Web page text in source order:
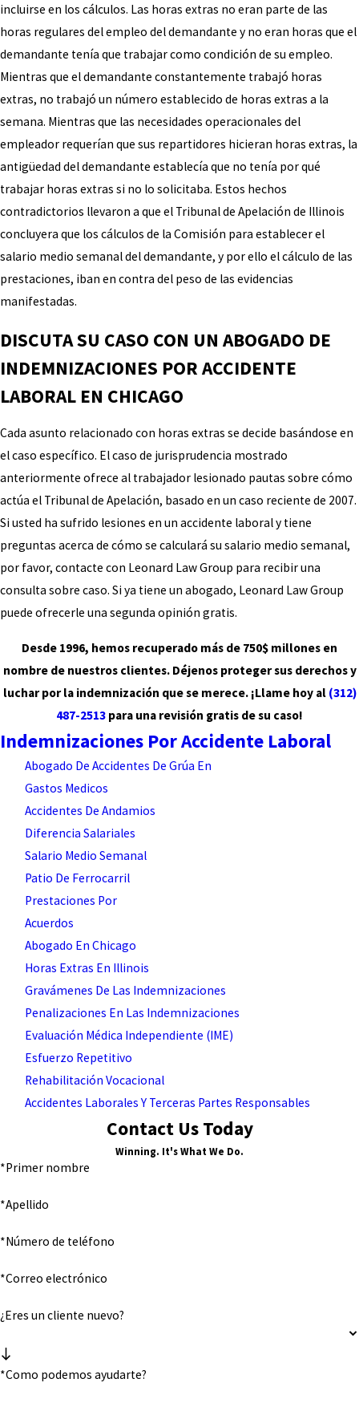
incluirse en los cálculos. Las horas extras no eran parte de las
horas regulares del empleo del demandante y no eran horas que el
demandante tenía que trabajar como condición de su empleo.
Mientras que el demandante constantemente trabajó horas
extras, no trabajó un número establecido de horas extras a la
semana. Mientras que las necesidades operacionales del
empleador requerían que sus repartidores hicieran horas extras, la
antigüedad del demandante establecía que no tenía por qué
trabajar horas extras si no lo solicitaba. Estos hechos
contradictorios llevaron a que el Tribunal de Apelación de Illinois
concluyera que los cálculos de la Comisión para establecer el
salario medio semanal del demandante, y por ello el cálculo de las
prestaciones, iban en contra del peso de las evidencias
manifestadas.
DISCUTA SU CASO CON UN ABOGADO DE
INDEMNIZACIONES POR ACCIDENTE
LABORAL EN CHICAGO
Cada asunto relacionado con horas extras se decide basándose en
el caso específico. El caso de jurisprudencia mostrado
anteriormente ofrece al trabajador lesionado pautas sobre cómo
actúa el Tribunal de Apelación, basado en un caso reciente de 2007.
Si usted ha sufrido lesiones en un accidente laboral y tiene
preguntas acerca de cómo se calculará su salario medio semanal,
por favor, contacte con Leonard Law Group para recibir una
consulta sobre caso. Si ya tiene un abogado, Leonard Law Group
puede ofrecerle una segunda opinión gratis.
Desde 1996, hemos recuperado más de 750$ millones en
nombre de nuestros clientes. Déjenos proteger sus derechos y
luchar por la indemnización que se merece. ¡Llame hoy al (312)
487-2513 ​ para una revisión gratis de su caso!
Indemnizaciones Por Accidente Laboral
Abogado De Accidentes De Grúa En
Gastos Medicos
Accidentes De Andamios
Diferencia Salariales
Salario Medio Semanal
Patio De Ferrocarril
Prestaciones Por
Acuerdos
Abogado En Chicago
Horas Extras En Illinois
Gravámenes De Las Indemnizaciones
Penalizaciones En Las Indemnizaciones
Evaluación Médica Independiente (IME)
Esfuerzo Repetitivo
Rehabilitación Vocacional
Accidentes Laborales Y Terceras Partes Responsables
Contact Us Today
Winning. It's What We Do.
*Primer nombre
*Apellido
*Número de teléfono
*Correo electrónico
¿Eres un cliente nuevo?
*Como podemos ayudarte?